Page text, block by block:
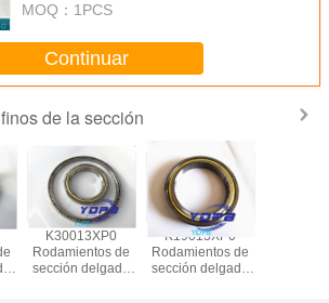
120.65x133.35x6.35mm
MOQ： 1PCS
Continuar
de la sección
K30013XP0
Rodamientos de
sección delgada
K19013XP0
Rodamientos de
sección delgada